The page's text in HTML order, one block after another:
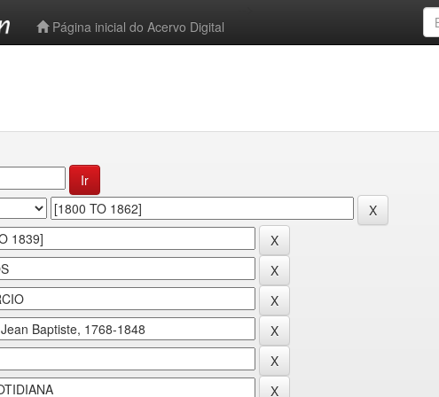
Página inicial do Acervo Digital